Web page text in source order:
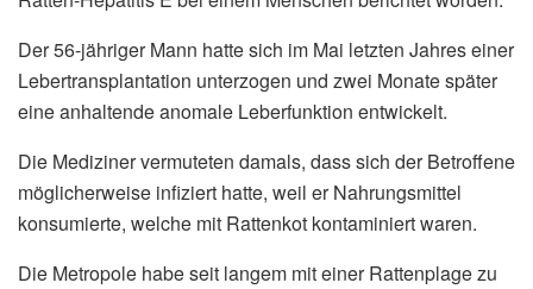
Der 56-jähriger Mann hatte sich im Mai letzten Jahres einer
Lebertransplantation unterzogen und zwei Monate später
eine anhaltende anomale Leberfunktion entwickelt.
Die Mediziner vermuteten damals, dass sich der Betroffene
möglicherweise infiziert hatte, weil er Nahrungsmittel
konsumierte, welche mit Rattenkot kontaminiert waren.
Die Metropole habe seit langem mit einer Rattenplage zu